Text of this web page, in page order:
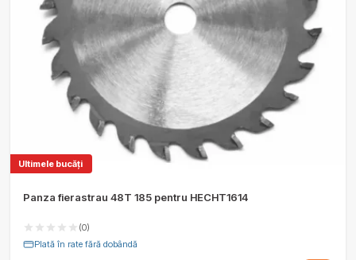
Ultimele bucăți
Panza fierastrau 48T 185 pentru HECHT1614
(0)
Plată în rate fără dobândă